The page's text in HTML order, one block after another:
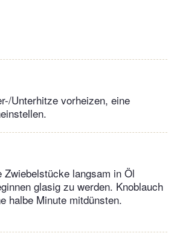
Unterhitze vorheizen, eine
Zwiebelstücke langsam in Öl
glasig zu werden. Knoblauch
halbe Minute mitdünsten.